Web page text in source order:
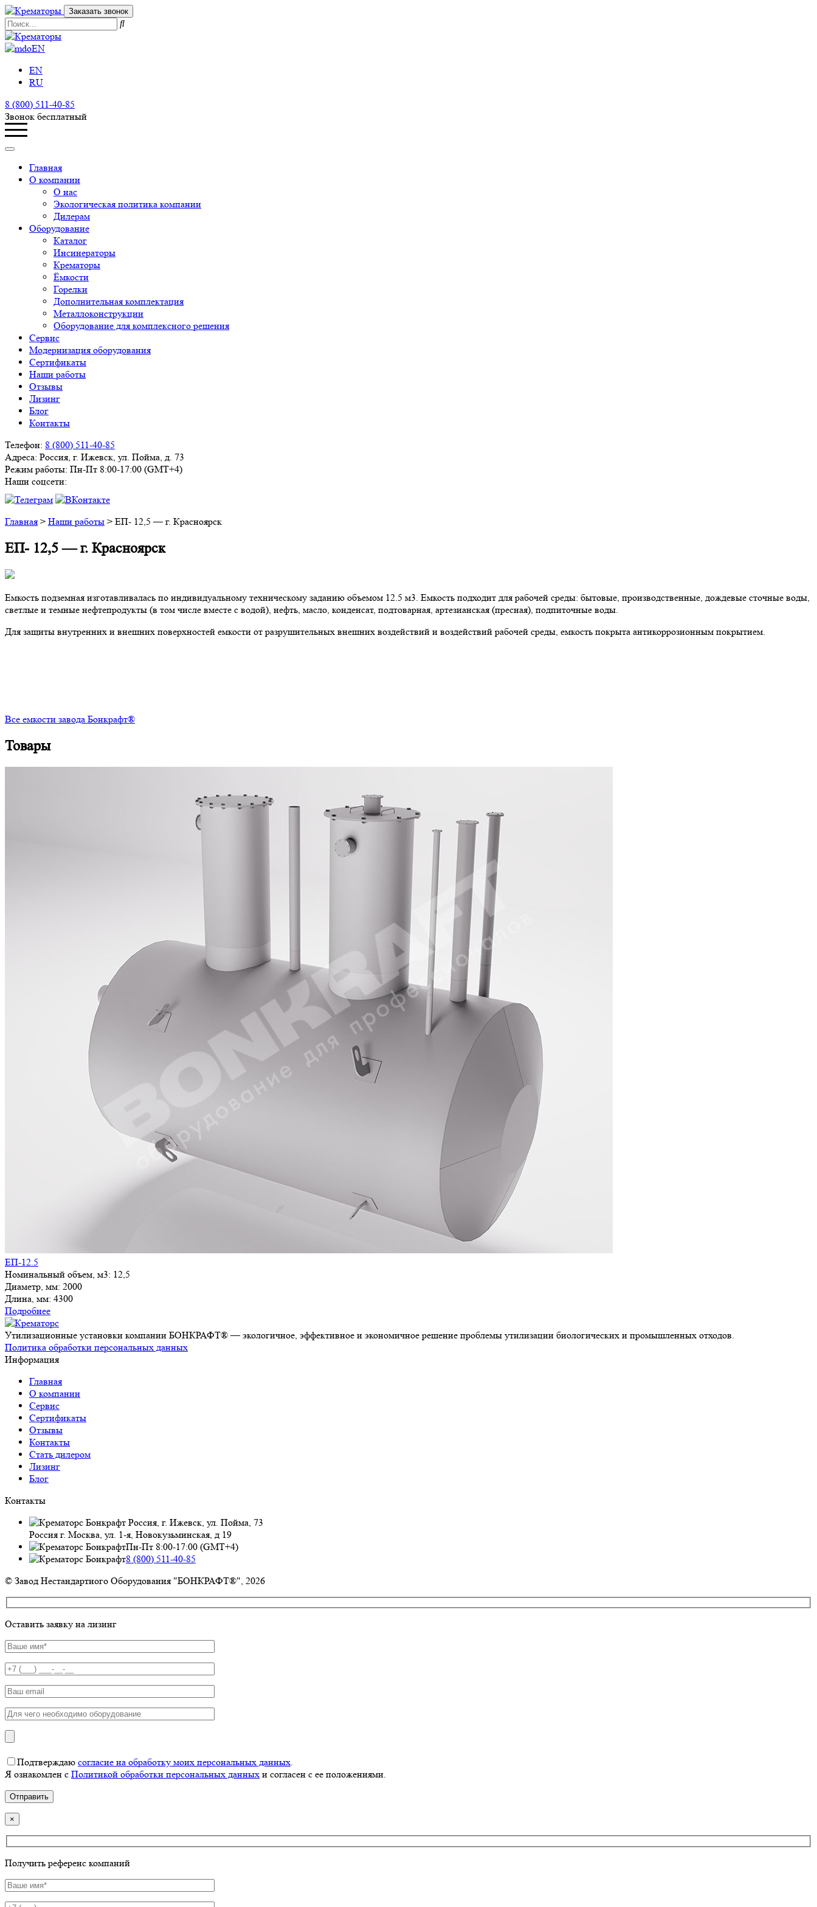
Заказать звонок
EN
EN
RU
8 (800) 511-40-85
Звонок бесплатный
Главная
О компании
О нас
Экологическая политика компании
Дилерам
Оборудование
Каталог
Инсинераторы
Крематоры
Ёмкости
Горелки
Дополнительная комплектация
Металлоконструкции
Оборудование для комплексного решения
Сервис
Модернизация оборудования
Сертификаты
Наши работы
Отзывы
Лизинг
Блог
Контакты
Телефон: 8 (800) 511-40-85
Адреса: Россия, г. Ижевск, ул. Пойма, д. 73
Режим работы: Пн-Пт 8:00-17:00 (GMT+4)
Наши соцсети:
Главная > Наши работы > ЕП- 12,5 — г. Красноярск
ЕП- 12,5 — г. Красноярск
Емкость подземная изготавливалась по индивидуальному техническому заданию объемом 12.5 м3. Емкость подходит для рабочей среды: бытовые, производственные, дождевые сточные воды,
светлые и темные нефтепродукты (в том числе вместе с водой), нефть, масло, конденсат, подтоварная, артезианская (пресная), подпиточные воды.
Для защиты внутренних и внешних поверхностей емкости от разрушительных внешних воздействий и воздействий рабочей среды, емкость покрыта антикоррозионным покрытием.
Все емкости завода Бонкрафт®
Товары
ЕП-12.5
Номинальный объем, м3: 12,5
Диаметр, мм: 2000
Длина, мм: 4300
Подробнее
Утилизационные установки компании БОНКРАФТ® — экологичное, эффективное и экономичное решение проблемы утилизации биологических и промышленных отходов.
Политика обработки персональных данных
Информация
Главная
О компании
Сервис
Сертификаты
Отзывы
Контакты
Стать дилером
Лизинг
Блог
Контакты
Россия, г. Ижевск, ул. Пойма, 73
Россия г. Москва, ул. 1-я, Новокузьминская, д 19
Пн-Пт 8:00-17:00 (GMT+4)
8 (800) 511-40-85
© Завод Нестандартного Оборудования "БОНКРАФТ®", 2026
Оставить заявку на лизинг
Подтверждаю согласие на обработку моих персональных данных.
Я ознакомлен с Политикой обработки персональных данных и согласен с ее положениями.
×
Получить референс компаний